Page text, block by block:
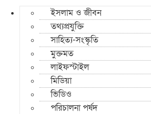
ইসলাম ও জীবন
তথ্যপ্রযুক্তি
সাহিত্য-সংস্কৃতি
মুক্তমত
লাইফস্টাইল
মিডিয়া
ভিডিও
পরিচালনা পর্ষদ